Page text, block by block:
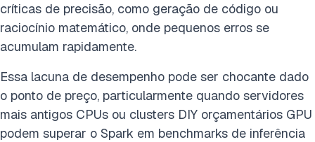
críticas de precisão, como geração de código ou
raciocínio matemático, onde pequenos erros se
acumulam rapidamente.
Essa lacuna de desempenho pode ser chocante dado
o ponto de preço, particularmente quando servidores
mais antigos CPUs ou clusters DIY orçamentários GPU
podem superar o Spark em benchmarks de inferência